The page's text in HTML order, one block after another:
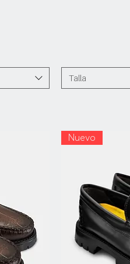
Talla
Nuevo